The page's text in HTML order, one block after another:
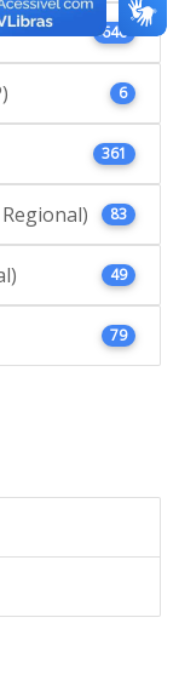
646
6
361
83
49
79